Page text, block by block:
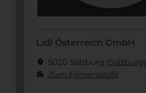
Lidl Österreich GmbH
location_on 5020 Salzburg (Salzburg)
apartment Zum Firmenprofil